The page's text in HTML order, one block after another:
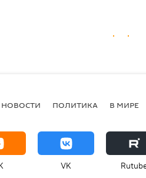
НОВОСТИ ПОЛИТИКА В МИРЕ
VK